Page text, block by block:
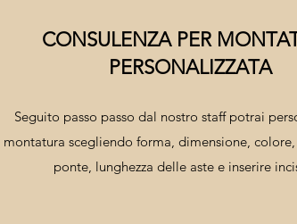
CONSULENZA PER
PERSONALIZZATA
Seguito passo passo dal nostro staff potrai
montatura scegliendo forma, dimensione,
ponte, lunghezza delle aste e inserire